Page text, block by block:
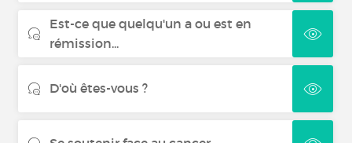
Est-ce que quelqu'un a ou est en
rémission...
D'où êtes-vous ?